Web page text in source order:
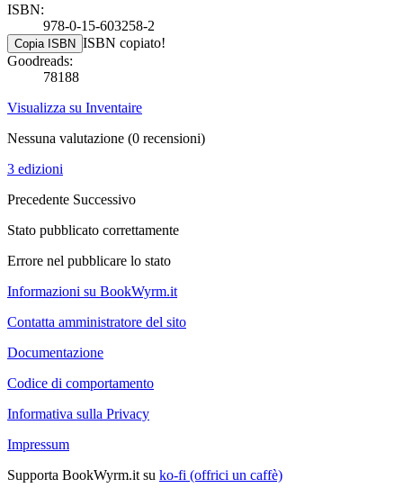
ISBN:
978-0-15-603258-2
Copia ISBN ISBN copiato!
Goodreads:
78188
Visualizza su Inventaire
Nessuna valutazione (0 recensioni)
3 edizioni
Precedente Successivo
Stato pubblicato correttamente
Errore nel pubblicare lo stato
Informazioni su BookWyrm.it
Contatta amministratore del sito
Documentazione
Codice di comportamento
Informativa sulla Privacy
Impressum
Supporta BookWyrm.it su ko-fi (offrici un caffè)